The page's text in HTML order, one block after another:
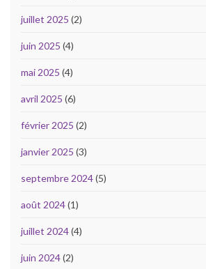
juillet 2025 (2)
juin 2025 (4)
mai 2025 (4)
avril 2025 (6)
février 2025 (2)
janvier 2025 (3)
septembre 2024(5)
août 2024(1)
juillet 2024(4)
juin 2024(2)